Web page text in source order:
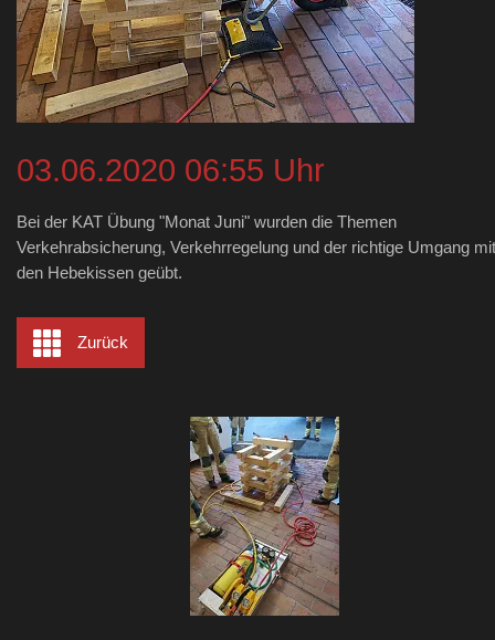
03.06.2020 06:55 Uhr
Bei der KAT Übung "Monat Juni" wurden die Themen
Verkehrabsicherung, Verkehrregelung und der richtige Umgang mit
den Hebekissen geübt.
Zurück